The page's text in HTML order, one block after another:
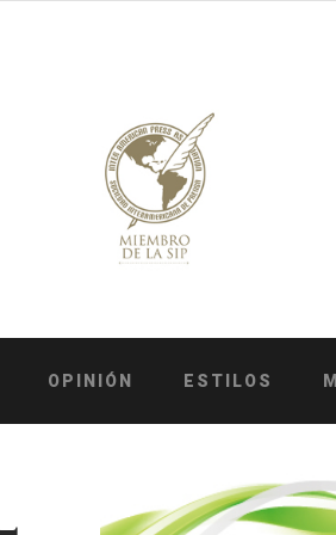
OPINIÓN ESTILOS